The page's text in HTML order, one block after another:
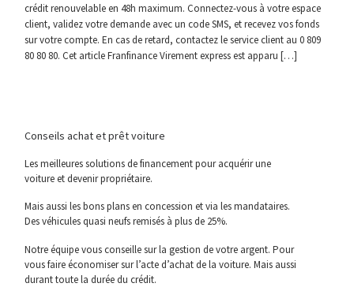
crédit renouvelable en 48h maximum. Connectez-vous à votre espace
client, validez votre demande avec un code SMS, et recevez vos fonds
sur votre compte. En cas de retard, contactez le service client au 0 809
80 80 80. Cet article Franfinance Virement express est apparu […]
Conseils achat et prêt voiture
Les meilleures solutions de financement pour acquérir une
voiture et devenir propriétaire.
Mais aussi les bons plans en concession et via les mandataires.
Des véhicules quasi neufs remisés à plus de 25%.
Notre équipe vous conseille sur la gestion de votre argent. Pour
vous faire économiser sur l’acte d’achat de la voiture. Mais aussi
durant toute la durée du crédit.